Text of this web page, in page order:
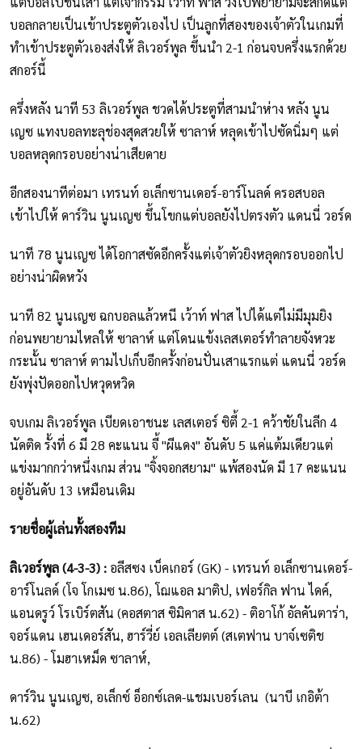
บอลกลายเป็นเข้าประตูตัวเองไป เป็นลูกที่สองของเจ้าตัวในเกมที่
ทำเข้าประตูตัวเองส่งให้ ลิเวอร์พูล ขึ้นนำ 2-1 ก่อนจบครึ่งแรกด้วย
สกอร์นี้
ครึ่งหลัง นาที 53 ลิเวอร์พูล ชวดได้ประตูที่สามนำห่าง หลัง นูน
เญซ แทงบอลทะลุช่องสุดสวยให้ ซาลาห์ หลุดเข้าไปซัดนิ่มๆ แต่
บอลหลุดกรอบอย่างน่าเสียดาย
อีกสองนาทีต่อมา เทรนท์ อเล็กซานเดอร์-อาร์โนลด์ ครอสบอล
เข้าไปให้ ดาร์วิน นูนเญซ ขึ้นโขกแต่บอลยังไปตรงตัว แดนนี่ วอร์ด
นาที 78 นูนเญซ ได้โอกาสซัดอีกครั้งแต่เจ้าตัวยิงหลุดกรอบออกไป
อย่างน่าผิดหวัง
นาที 82 นูนเญซ ฉกบอลแล้วหนี เว้าท์ ฟาส ไปได้แต่ไม่มีมุมยิง
ก่อนพยายามไหลให้ ซาลาห์ แต่โดนแข้งเลสเตอร์ทำลายจังหวะ
กระนั้น ซาลาห์ ตามไปเก็บอีกครั้งก่อนปั่นเสาแรกแต่ แดนนี่ วอร์ด
ยังพุ่งปัดออกไปหวุดหวิด
จบเกม ลิเวอร์พูล เบียดเอาชนะ เลสเตอร์ ซิตี้ 2-1 คว้าชัยในลีก 4
นัดติด รั้งที่ 6 มี 28 คะแนน จี้ "ผีแดง" อันดับ 5 แค่แต้มเดียวแต่
แข่งมากกว่าหนึ่งเกม ส่วน "จิ้งจอกสยาม" แพ้สองนัด มี 17 คะแนน
อยู่อันดับ 13 เหมือนเดิม
รายชื่อผู้เล่นทั้งสองทีม
ลิเวอร์พูล (4-3-3) : อลีสซง เบ็คเกอร์ (GK) - เทรนท์ อเล็กซานเดอร์-
อาร์โนลด์ (โจ โกเมซ น.86), โฌแอล มาติป, เฟอร์กิล ฟาน ไดค์,
แอนดรูว์ โรเบิร์ตสัน (คอสตาส ซิมิคาส น.62) - ติอาโก้ อัลคันตาร่า,
จอร์แดน เฮนเดอร์สัน, ฮาร์วี่ย์ เอลเลียตต์ (สเตฟาน บาจ์เซติช
น.86) - โมฮาเหม็ด ซาลาห์,
ดาร์วิน นูนเญซ, อเล็กซ์ อ็อกซ์เลด-แชมเบอร์เลน (นาบี เกอิต้า
น.62)